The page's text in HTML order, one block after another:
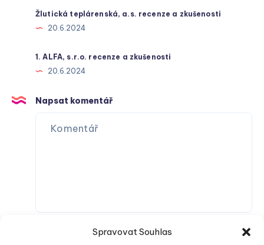
Spravovat Souhlas
Žlutická teplárenská, a.s. recenze a zkušenosti
20.6.2024
1. ALFA, s.r.o. recenze a zkušenosti
20.6.2024
Napsat komentář